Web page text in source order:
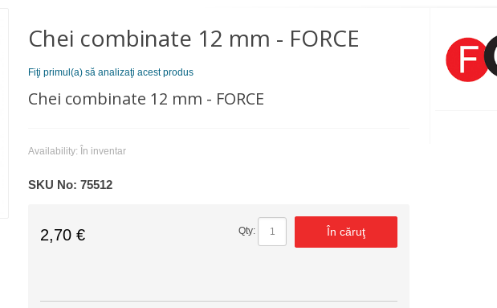
Chei combinate 12 mm - FORCE
Fiţi primul(a) să analizaţi acest produs
Chei combinate 12 mm - FORCE
Availability: În inventar
SKU No:75512
2,70 € Qty: În căruţ